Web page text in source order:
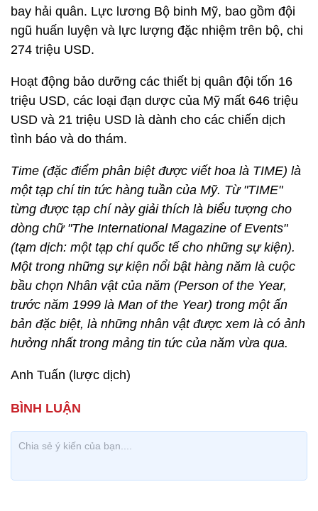
bay hải quân. Lực lương Bộ binh Mỹ, bao gồm đội
ngũ huấn luyện và lực lượng đặc nhiệm trên bộ, chi
274 triệu USD.
Hoạt động bảo dưỡng các thiết bị quân đội tốn 16
triệu USD, các loại đạn dược của Mỹ mất 646 triệu
USD và 21 triệu USD là dành cho các chiến dịch
tình báo và do thám.
Time (đặc điểm phân biệt được viết hoa là TIME) là
một tạp chí tin tức hàng tuần của Mỹ. Từ "TIME"
từng được tạp chí này giải thích là biểu tượng cho
dòng chữ "The International Magazine of Events"
(tạm dịch: một tạp chí quốc tế cho những sự kiện).
Một trong những sự kiện nổi bật hàng năm là cuộc
bầu chọn Nhân vật của năm (Person of the Year,
trước năm 1999 là Man of the Year) trong một ấn
bản đặc biệt, là những nhân vật được xem là có ảnh
hưởng nhất trong mảng tin tức của năm vừa qua.
Anh Tuấn (lược dịch)